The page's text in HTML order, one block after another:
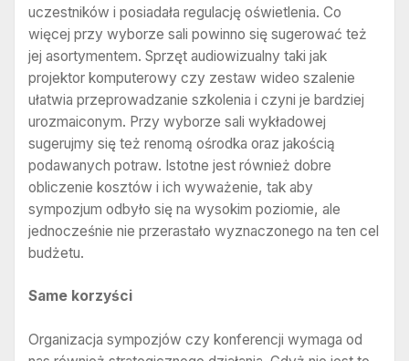
uczestników i posiadała regulację oświetlenia. Co
więcej przy wyborze sali powinno się sugerować też
jej asortymentem. Sprzęt audiowizualny taki jak
projektor komputerowy czy zestaw wideo szalenie
ułatwia przeprowadzanie szkolenia i czyni je bardziej
urozmaiconym. Przy wyborze sali wykładowej
sugerujmy się też renomą ośrodka oraz jakością
podawanych potraw. Istotne jest również dobre
obliczenie kosztów i ich wyważenie, tak aby
sympozjum odbyło się na wysokim poziomie, ale
jednocześnie nie przerastało wyznaczonego na ten cel
budżetu.
Same korzyści
Organizacja sympozjów czy konferencji wymaga od